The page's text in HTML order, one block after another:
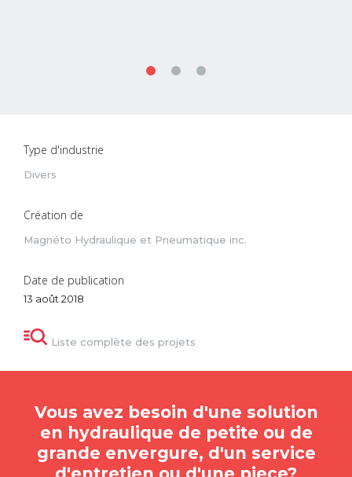
Type d'industrie
Divers
Création de
Magnéto Hydraulique et Pneumatique inc.
Date de publication
13 août 2018
Liste complète des projets
Vous avez besoin d'une solution
en hydraulique de petite ou de
grande envergure, d'un service